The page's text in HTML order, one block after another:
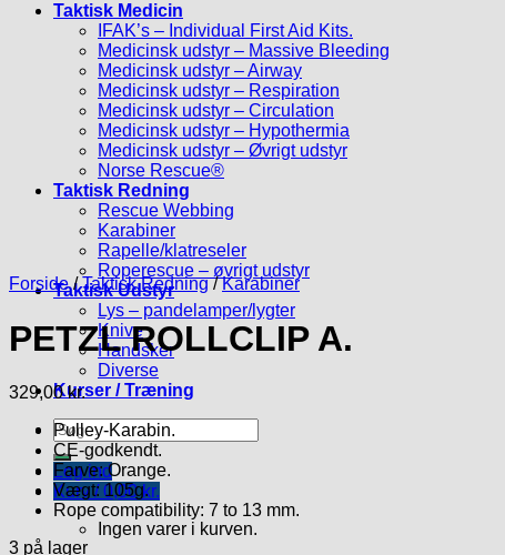
Taktisk Medicin
IFAK’s – Individual First Aid Kits.
Medicinsk udstyr – Massive Bleeding
Medicinsk udstyr – Airway
Medicinsk udstyr – Respiration
Medicinsk udstyr – Circulation
Medicinsk udstyr – Hypothermia
Medicinsk udstyr – Øvrigt udstyr
Norse Rescue®
Taktisk Redning
Rescue Webbing
Karabiner
Rapelle/klatreseler
Roperescue – øvrigt udstyr
Taktisk Udstyr
Lys – pandelamper/lygter
Knive
Handsker
Diverse
Kurser / Træning
Søg
efter:
Log ind
Kurv /0,00kr.
Ingen varer i kurven.
Forside / Taktisk Redning / Karabiner
PETZL ROLLCLIP A.
329,00kr.
Pulley-Karabin.
CE-godkendt.
Farve: Orange.
Vægt: 105g.
Rope compatibility: 7 to 13 mm.
3 på lager